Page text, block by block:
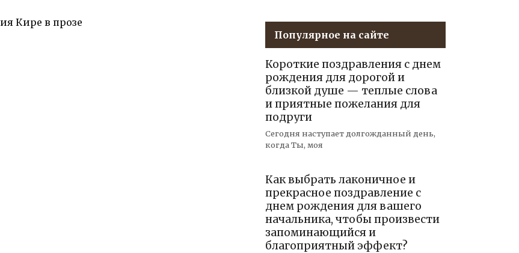
Популярное на сайте
Короткие поздравления с днем
рождения для дорогой и
близкой душе — теплые слова
и приятные пожелания для
подруги
Сегодня наступает долгожданный день,
когда Ты, моя
Как выбрать лаконичное и
прекрасное поздравление с
днем рождения для вашего
начальника, чтобы произвести
запоминающийся и
благоприятный эффект?